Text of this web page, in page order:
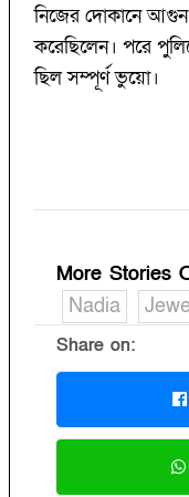
নিজের দোকানে আগুন
করেছিলেন। পরে
ছিল সম্পূর্ণ ভুয়ো।
More Stories
Nadia
Share on: